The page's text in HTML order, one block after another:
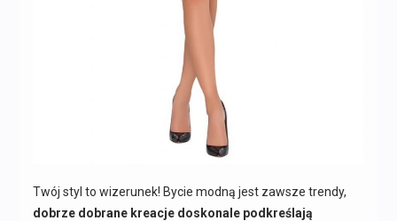
Twój styl to wizerunek! Bycie modną jest zawsze trendy,
dobrze dobrane kreacje doskonale podkreślają